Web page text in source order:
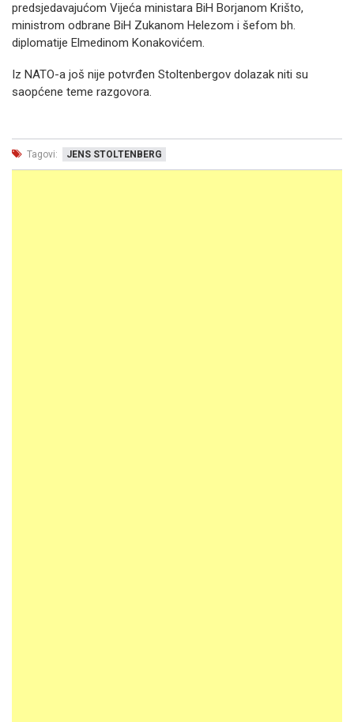
predsjedavajućom Vijeća ministara BiH Borjanom Krišto,
ministrom odbrane BiH Zukanom Helezom i šefom bh.
diplomatije Elmedinom Konakovićem.
Iz NATO-a još nije potvrđen Stoltenbergov dolazak niti su
saopćene teme razgovora.
Tagovi: JENS STOLTENBERG